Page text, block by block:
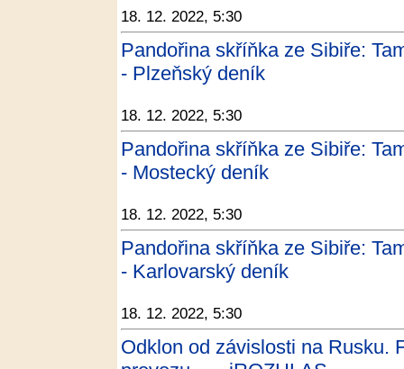
18. 12. 2022, 5:30
Pandořina skříňka ze Sibiře:
- Plzeňský deník
18. 12. 2022, 5:30
Pandořina skříňka ze Sibiře:
- Mostecký deník
18. 12. 2022, 5:30
Pandořina skříňka ze Sibiře:
- Karlovarský deník
18. 12. 2022, 5:30
Odklon od závislosti na Rusku.